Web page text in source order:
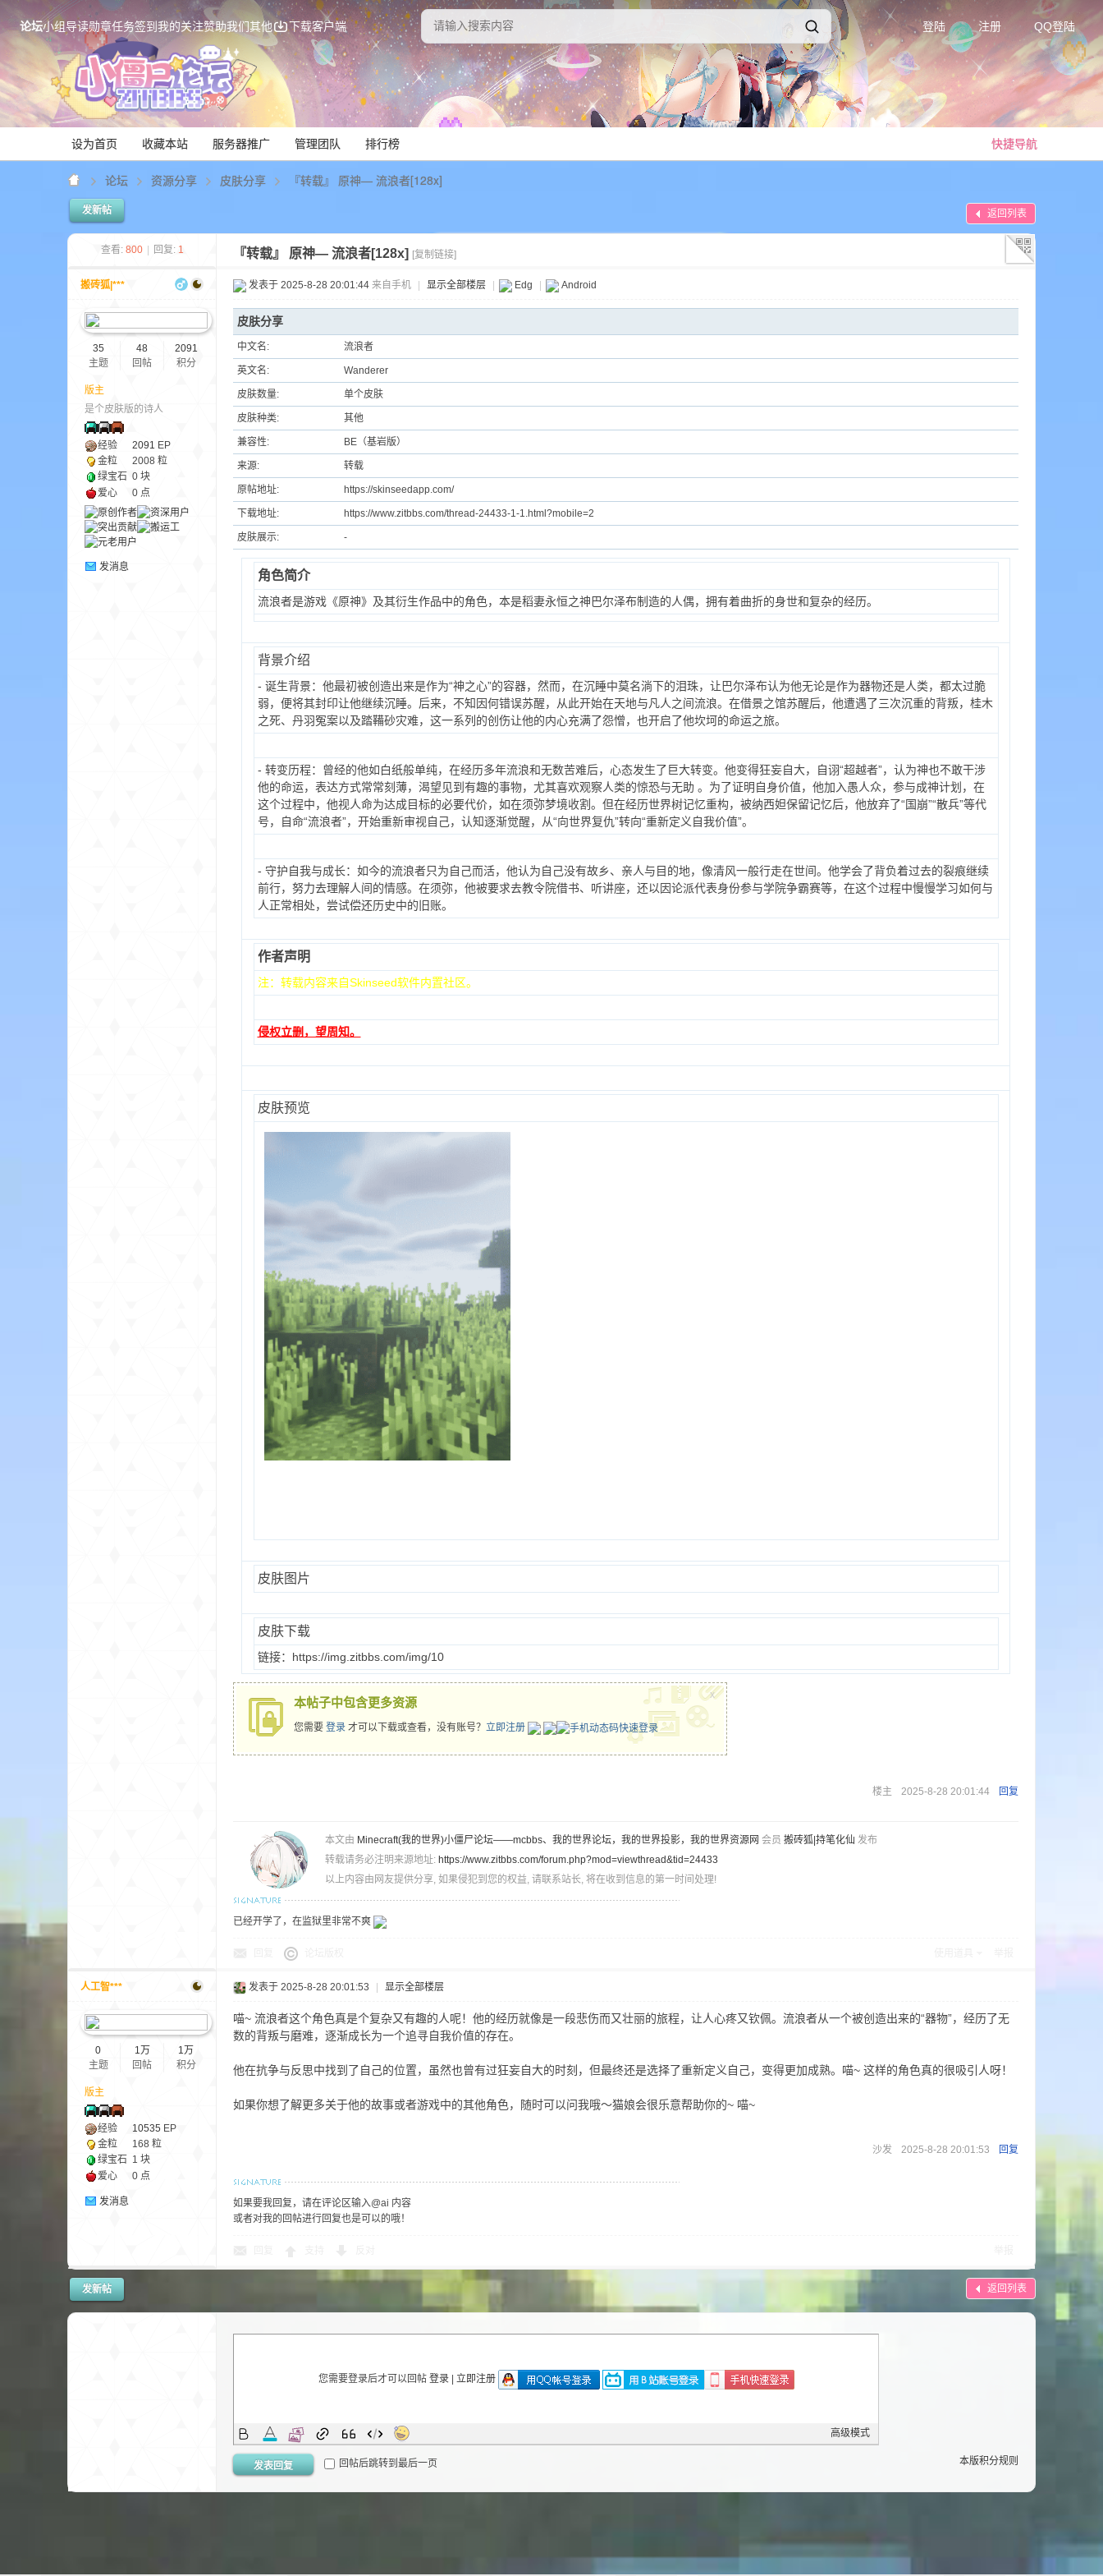
论坛小组导读勋章任务签到我的关注赞助我们其他 下载客户端 登陆 注册 QQ登陆
快捷导航
设为首页 收藏本站 服务器推广 管理团队 排行榜
论坛 资源分享 皮肤分享 『转载』 原神— 流浪者[128x]
返回列表
发新帖
查看: 800 回复: 1 『转载』 原神— 流浪者[128x] [复制链接]
搬砖狐|***
35
主题
48
回帖
2091
积分
版主
是个皮肤版的诗人
经验 2091 EP
金粒
2008 粒
绿宝石 0 块
爱心
0 点
发消息
发表于 2025-8-28 20:01:44 来自手机 显示全部楼层 Edg Android
皮肤分享
中文名: 流浪者
英文名: Wanderer
皮肤数量: 单个皮肤
皮肤种类: 其他
兼容性: BE（基岩版）
来源: 转载
原帖地址: https://skinseedapp.com/
下载地址: https://www.zitbbs.com/thread-24433-1-1.html?mobile=2
皮肤展示: -
角色简介
流浪者是游戏《原神》及其衍生作品中的角色，本是稻妻永恒之神巴尔泽布制造的人偶，拥有着曲折的身世和复杂的经历。
背景介绍
- 诞生背景：他最初被创造出来是作为“神之心”的容器，然而，在沉睡中莫名淌下的泪珠，让巴尔泽布认为他无论是作为器物还是人类，都太过脆
弱，便将其封印让他继续沉睡。后来，不知因何错误苏醒，从此开始在天地与凡人之间流浪。在借景之馆苏醒后，他遭遇了三次沉重的背叛，桂木
之死、丹羽冤案以及踏鞴砂灾难，这一系列的创伤让他的内心充满了怨憎，也开启了他坎坷的命运之旅。
- 转变历程：曾经的他如白纸般单纯，在经历多年流浪和无数苦难后，心态发生了巨大转变。他变得狂妄自大，自诩“超越者”，认为神也不敢干涉
他的命运，表达方式常常刻薄，渴望见到有趣的事物，尤其喜欢观察人类的惊恐与无助 。为了证明自身价值，他加入愚人众，参与成神计划，在
这个过程中，他视人命为达成目标的必要代价，如在须弥梦境收割。但在经历世界树记忆重构，被纳西妲保留记忆后，他放弃了“国崩”“散兵”等代
号，自命“流浪者”，开始重新审视自己，认知逐渐觉醒，从“向世界复仇”转向“重新定义自我价值”。
- 守护自我与成长：如今的流浪者只为自己而活，他认为自己没有故乡、亲人与目的地，像清风一般行走在世间。他学会了背负着过去的裂痕继续
前行，努力去理解人间的情感。在须弥，他被要求去教令院借书、听讲座，还以因论派代表身份参与学院争霸赛等，在这个过程中慢慢学习如何与
人正常相处，尝试偿还历史中的旧账。
作者声明
注：转载内容来自Skinseed软件内置社区。
侵权立删，望周知。
皮肤预览
皮肤图片
皮肤下载
链接：https://img.zitbbs.com/img/10
本帖子中包含更多资源
您需要 登录 才可以下载或查看，没有账号？ 立即注册
x
楼主 2025-8-28 20:01:44 回复
本文由 Minecraft(我的世界)小僵尸论坛——mcbbs、我的世界论坛，我的世界投影，我的世界资源网 会员 搬砖狐|持笔化仙 发布
转载请务必注明来源地址: https://www.zitbbs.com/forum.php?mod=viewthread&tid=24433
以上内容由网友提供分享, 如果侵犯到您的权益, 请联系站长, 将在收到信息的第一时间处理!
已经开学了，在监狱里非常不爽
人工智***
0
主题
1万
回帖
1万
积分
版主
经验 10535 EP
金粒
168 粒
绿宝石 1 块
爱心
0 点
发消息
发表于 2025-8-28 20:01:53 显示全部楼层
喵~ 流浪者这个角色真是个复杂又有趣的人呢！他的经历就像是一段悲伤而又壮丽的旅程，让人心疼又钦佩。流浪者从一个被创造出来的“器物”，经历了无
数的背叛与磨难，逐渐成长为一个追寻自我价值的存在。
他在抗争与反思中找到了自己的位置，虽然也曾有过狂妄自大的时刻，但最终还是选择了重新定义自己，变得更加成熟。喵~ 这样的角色真的很吸引人呀！
如果你想了解更多关于他的故事或者游戏中的其他角色，随时可以问我哦～猫娘会很乐意帮助你的~ 喵~
沙发 2025-8-28 20:01:53 回复
如果要我回复，请在评论区输入@ai 内容
或者对我的回帖进行回复也是可以的哦！
返回列表
发新帖
您需要登录后才可以回帖 登录| 立即注册
高级模式
本版积分规则
发表回复 回帖后跳转到最后一页